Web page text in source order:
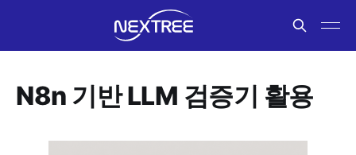
N8n 기반 LLM 검증기 활용